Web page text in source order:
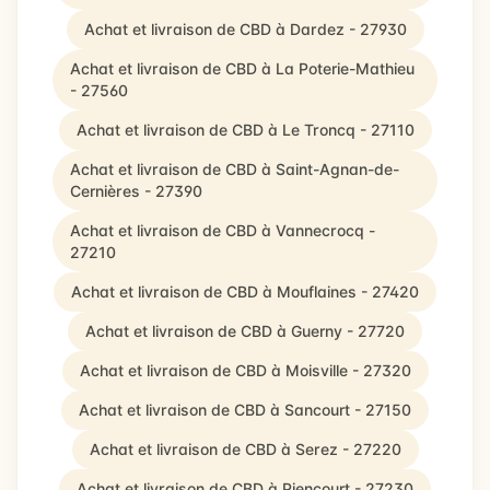
Achat et livraison de CBD à Dardez - 27930
Achat et livraison de CBD à La Poterie-Mathieu
- 27560
Achat et livraison de CBD à Le Troncq - 27110
Achat et livraison de CBD à Saint-Agnan-de-
Cernières - 27390
Achat et livraison de CBD à Vannecrocq -
27210
Achat et livraison de CBD à Mouflaines - 27420
Achat et livraison de CBD à Guerny - 27720
Achat et livraison de CBD à Moisville - 27320
Achat et livraison de CBD à Sancourt - 27150
Achat et livraison de CBD à Serez - 27220